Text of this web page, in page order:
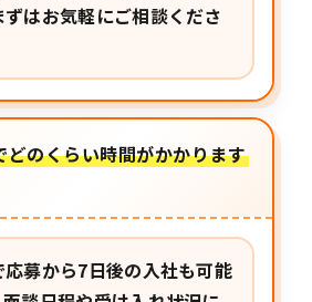
ずはお気軽にご相談くださ
どのくらい時間がかかります
応募から7日後の入社も可能